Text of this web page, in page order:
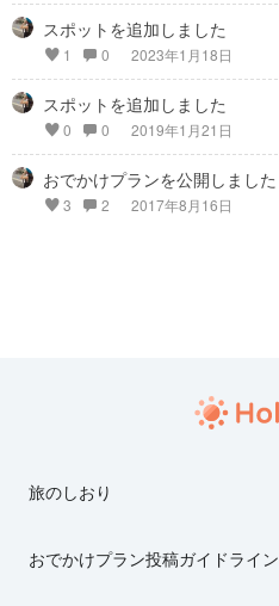
スポットを追加しました
1 0 2023年1月18日
スポットを追加しました
0 0 2019年1月21日
おでかけプランを公開しました
3 2 2017年8月16日
旅のしおり
おでかけプラン投稿ガイドライン